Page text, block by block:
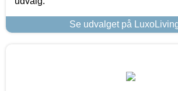
Se udvalget på